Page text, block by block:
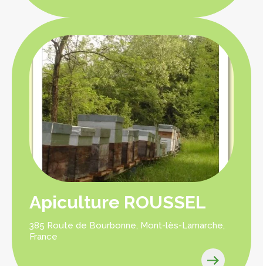
Apiculture ROUSSEL
385 Route de Bourbonne, Mont-lès-Lamarche,
France